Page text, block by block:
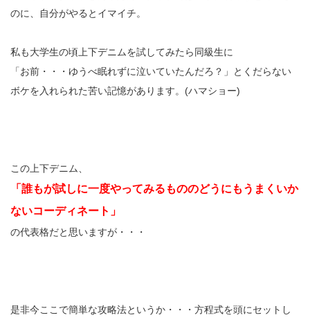
のに、自分がやるとイマイチ。
私も大学生の頃上下デニムを試してみたら同級生に
「お前・・・ゆうべ眠れずに泣いていたんだろ？」とくだらない
ボケを入れられた苦い記憶があります。(ハマショー)
この上下デニム、
「誰もが試しに一度やってみるもののどうにもうまくいか
ないコーディネート」
の代表格だと思いますが・・・
是非今ここで簡単な攻略法というか・・・方程式を頭にセットし